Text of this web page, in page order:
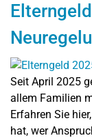
Seit April 2025
allem Familien
Erfahren Sie
hat, wer